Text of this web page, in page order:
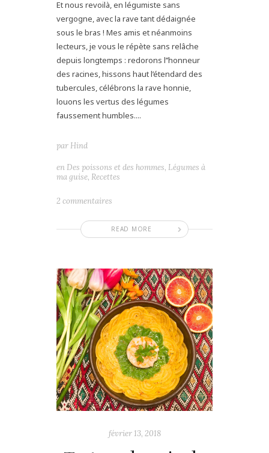
Et nous revoilà, en légumiste sans
vergogne, avec la rave tant dédaignée
sous le bras ! Mes amis et néanmoins
lecteurs, je vous le répète sans relâche
depuis longtemps : redorons l’’honneur
des racines, hissons haut l’étendard des
tubercules, célébrons la rave honnie,
louons les vertus des légumes
faussement humbles....
READ MORE
par Hind
en Des poissons et des hommes, Légumes à
ma guise, Recettes
2 commentaires
février 13, 2018